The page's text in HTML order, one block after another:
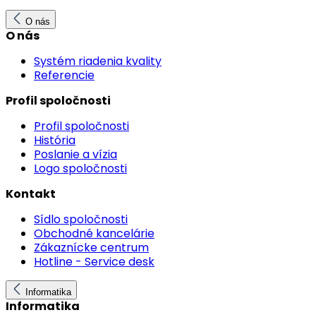
O nás
O nás
Systém riadenia kvality
Referencie
Profil spoločnosti
Profil spoločnosti
História
Poslanie a vízia
Logo spoločnosti
Kontakt
Sídlo spoločnosti
Obchodné kancelárie
Zákaznícke centrum
Hotline - Service desk
Informatika
Informatika